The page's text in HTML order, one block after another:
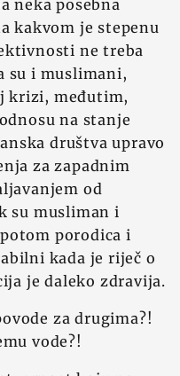
neka posebna
kakvom je stepenu
ne treba
su i muslimani,
krizi, međutim,
na stanje
društva upravo
za zapadnim
od
su musliman i
porodica i
kada je riječ o
je daleko zdravija.
za drugima?!
vode?!